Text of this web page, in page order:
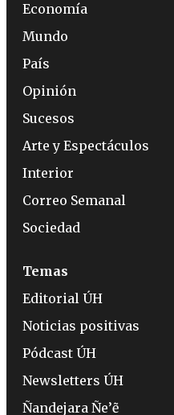
Economía
Mundo
País
Opinión
Sucesos
Arte y Espectáculos
Interior
Correo Semanal
Sociedad
Temas
Editorial ÚH
Noticias positivas
Pódcast ÚH
Newsletters ÚH
Ñandejara Ñe’ẽ